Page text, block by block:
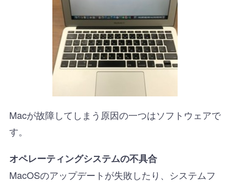
Macが故障してしまう原因の一つはソフトウェアで
す。
オペレーティングシステムの不具合
MacOSのアップデートが失敗したり、システムフ